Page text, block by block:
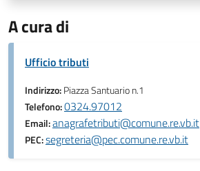
A cura di
Ufficio tributi
Indirizzo:Piazza Santuario n.1
Telefono:0324.97012
Email:anagrafetributi@comune.re.vb.it
PEC:segreteria@pec.comune.re.vb.it